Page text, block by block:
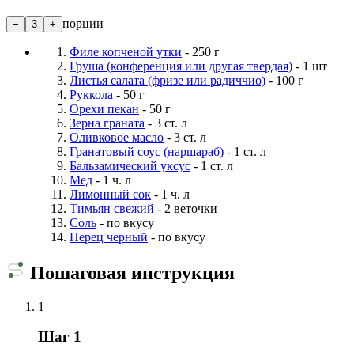
− 3 + порции
Филе копченой утки - 250 г
Груша (конференция или другая твердая) - 1 шт
Листья салата (фризе или радиччио) - 100 г
Руккола - 50 г
Орехи пекан - 50 г
Зерна граната - 3 ст. л
Оливковое масло - 3 ст. л
Гранатовый соус (наршараб) - 1 ст. л
Бальзамический уксус - 1 ст. л
Мед - 1 ч. л
Лимонный сок - 1 ч. л
Тимьян свежий - 2 веточки
Соль - по вкусу
Перец черный - по вкусу
Пошаговая инструкция
1
Шаг 1